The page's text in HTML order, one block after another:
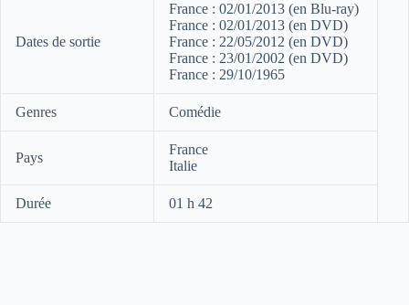
Dates de sortie
France : 02/01/2013 (en Blu-ray)
France : 02/01/2013 (en DVD)
France : 22/05/2012 (en DVD)
France : 23/01/2002 (en DVD)
France : 29/10/1965
Genres Comédie
Pays
France
Italie
Durée 01 h 42